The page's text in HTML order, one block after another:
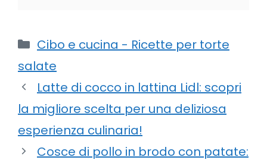
Categorie
Cibo e cucina - Ricette per torte
salate
Latte di cocco in lattina Lidl: scopri
la migliore scelta per una deliziosa
esperienza culinaria!
Cosce di pollo in brodo con patate: